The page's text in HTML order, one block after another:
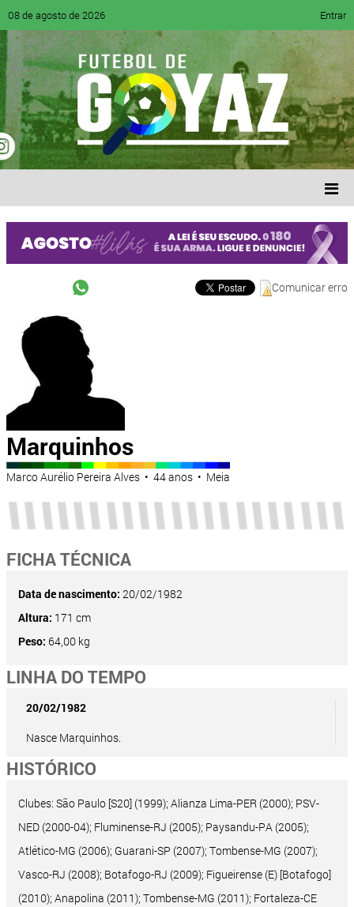
08 de agosto de 2026 Entrar
Comunicar erro
Marquinhos
Marco Aurélio Pereira Alves • 44 anos • Meia
FICHA TÉCNICA
Data de nascimento: 20/02/1982
Altura: 171 cm
Peso: 64,00 kg
LINHA DO TEMPO
20/02/1982
Nasce Marquinhos.
HISTÓRICO
Clubes: São Paulo [S20] (1999); Alianza Lima-PER (2000); PSV-
NED (2000-04); Fluminense-RJ (2005); Paysandu-PA (2005);
Atlético-MG (2006); Guarani-SP (2007); Tombense-MG (2007);
Vasco-RJ (2008); Botafogo-RJ (2009); Figueirense (E) [Botafogo]
(2010); Anapolina (2011); Tombense-MG (2011); Fortaleza-CE